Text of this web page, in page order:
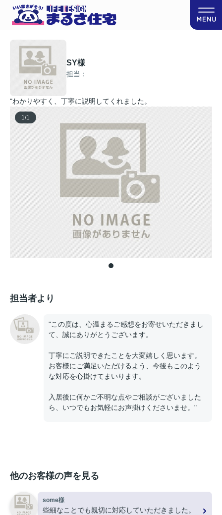
SY様
担当：
"わかりやすく、丁寧に説明してくれました。
1/1
担当者より
"この度は、心温まるご感想をお寄せいただきまし
て、誠にありがとうございます。
丁寧にご説明できたことを大変嬉しく思います。
お客様にご満足いただけるよう、今後もこのよう
な対応を心掛けてまいります。
入居後に何かご不明な点やご相談がございました
ら、いつでもお気軽にお声掛けくださいませ。"
他のお客様の声を見る
some様
些細なことでも親切に対応していただきました。